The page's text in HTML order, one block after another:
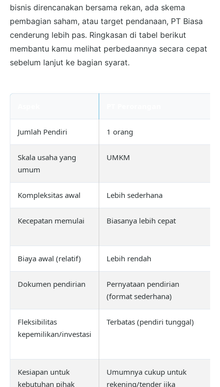
bisnis direncanakan bersama rekan, ada skema
pembagian saham, atau target pendanaan, PT Biasa
cenderung lebih pas. Ringkasan di tabel berikut
membantu kamu melihat perbedaannya secara cepat
sebelum lanjut ke bagian syarat.
Jumlah Pendiri 1 orang
Skala usaha yang
umum
UMKM
Kompleksitas awal Lebih sederhana
Kecepatan memulai Biasanya lebih cepat
Biaya awal (relatif) Lebih rendah
Dokumen pendirian
Pernyataan pendirian
(format sederhana)
Fleksibilitas
kepemilikan/investasi
Terbatas (pendiri tunggal)
Kesiapan untuk
kebutuhan pihak
Umumnya cukup untuk
rekening/tender jika